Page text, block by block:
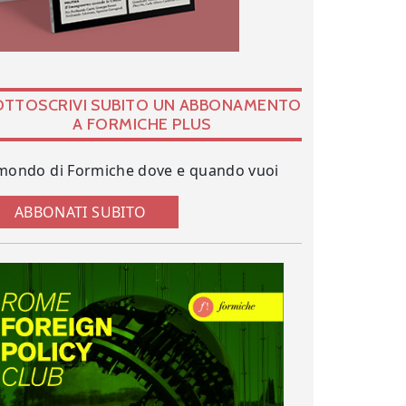
SUBITO UN ABBONAMENTO
A FORMICHE PLUS
di Formiche dove e quando vuoi
ABBONATI SUBITO